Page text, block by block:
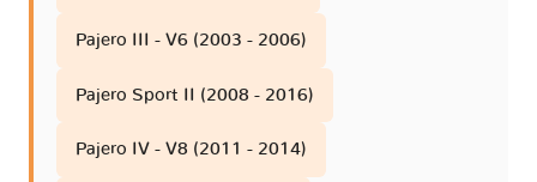
Pajero III - V6 (2003 - 2006)
Pajero Sport II (2008 - 2016)
Pajero IV - V8 (2011 - 2014)